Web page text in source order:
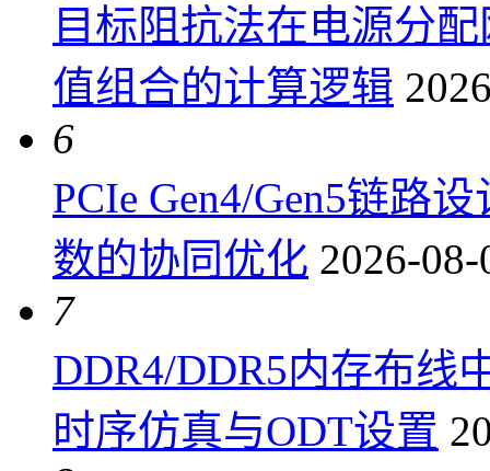
目标阻抗法在电源分
值组合的计算逻辑
6
PCIe Gen4/Gen5链路
数的协同优化 2026-
7
DDR4/DDR5内存布线
时序仿真与ODT设置